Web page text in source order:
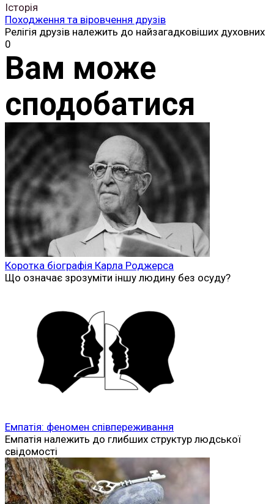
Історія
Походження та віровчення друзів
Релігія друзів належить до найзагадковіших духовних
0
Вам може
сподобатися
Коротка біографія Карла Роджерса
Що означає зрозуміти іншу людину без осуду?
Емпатія: феномен співпереживання
Емпатія належить до глибших структур людської
свідомості